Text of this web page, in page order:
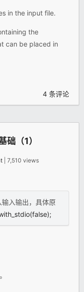
in the input file.
the
can be placed in
4 条评论
（1）
| 7,510 views
入输出，具体原